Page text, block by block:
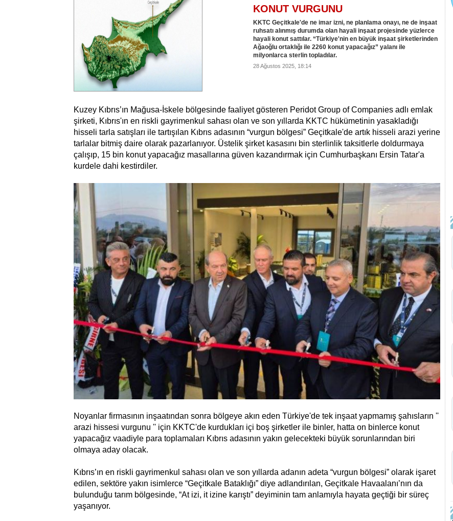
KONUT VURGUNU
KKTC Geçitkale'de ne imar izni, ne planlama onayı, ne de inşaat
ruhsatı alınmış durumda olan hayali inşaat projesinde yüzlerce
hayali konut sattılar. “Türkiye'nin en büyük inşaat şirketlerinden
Ağaoğlu ortaklığı ile 2260 konut yapacağız” yalanı ile
milyonlarca sterlin topladılar.
28 Ağustos 2025, 18:14
Kuzey Kıbrıs’ın Mağusa-İskele bölgesinde faaliyet gösteren Peridot Group of Companies adlı emlak
şirketi, Kıbrıs'ın en riskli gayrimenkul sahası olan ve son yıllarda KKTC hükümetinin yasakladığı
hisseli tarla satışları ile tartışılan Kıbrıs adasının “vurgun bölgesi” Geçitkale'de artık hisseli arazi yerine
tarlalar bitmiş daire olarak pazarlanıyor. Üstelik şirket kasasını bin sterlinlik taksitlerle doldurmaya
çalışıp, 15 bin konut yapacağız masallarına güven kazandırmak için Cumhurbaşkanı Ersin Tatar'a
kurdele dahi kestirdiler.
Noyanlar firmasının inşaatından sonra bölgeye akın eden Türkiye'de tek inşaat yapmamış şahısların ''
arazi hissesi vurgunu '' için KKTC'de kurdukları içi boş şirketler ile binler, hatta on binlerce konut
yapacağız vaadiyle para toplamaları Kıbrıs adasının yakın gelecekteki büyük sorunlarından biri
olmaya aday olacak.
Kıbrıs’ın en riskli gayrimenkul sahası olan ve son yıllarda adanın adeta “vurgun bölgesi” olarak işaret
edilen, sektöre yakın isimlerce “Geçitkale Bataklığı” diye adlandırılan, Geçitkale Havaalanı’nın da
bulunduğu tarım bölgesinde, “At izi, it izine karıştı” deyiminin tam anlamıyla hayata geçtiği bir süreç
yaşanıyor.